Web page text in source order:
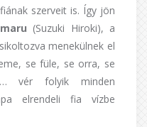
szerveit is. Így jön
(Suzuki Hiroki), a
menekülnek el
se füle, se orra, se
vér folyik minden
elrendeli fia vízbe